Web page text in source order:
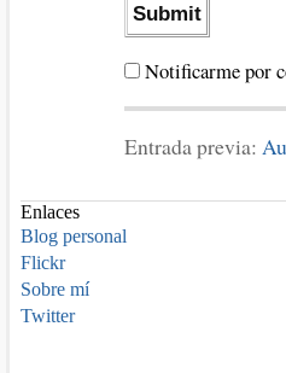
Notificarme por
Entrada previa:
Enlaces
Blog personal
Flickr
Sobre mí
Twitter